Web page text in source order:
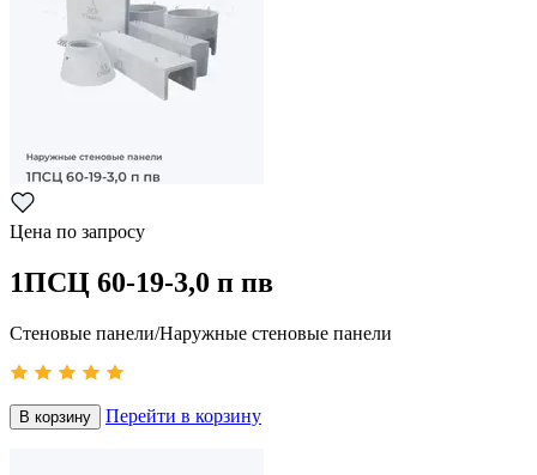
Цена по запросу
1ПСЦ 60-19-3,0 п пв
Стеновые панели/Наружные стеновые панели
В корзину Перейти в корзину